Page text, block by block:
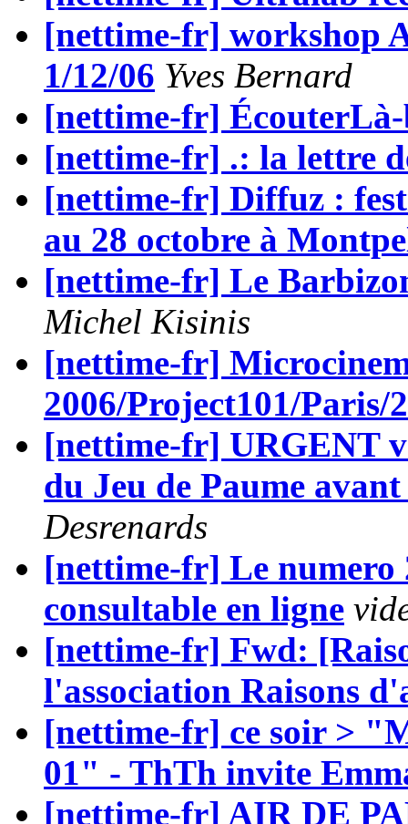
[nettime-fr] workshop
1/12/06 Yves Bernard
[nettime-fr] ÉcouterLà-
[nettime-fr] .: la lettre
[nettime-fr] Diffuz :
au 28 octobre à
[nettime-fr] Le
Michel Kisinis
[nettime-fr]
2006/Project101/Paris/
[nettime-fr] URGENT
du Jeu de Paume
Desrenards
[nettime-fr] Le numero
consultable en ligne
[nettime-fr] Fwd:
l'association Raisons
[nettime-fr] ce soir >
01" - ThTh invite
[nettime-fr] AIR DE